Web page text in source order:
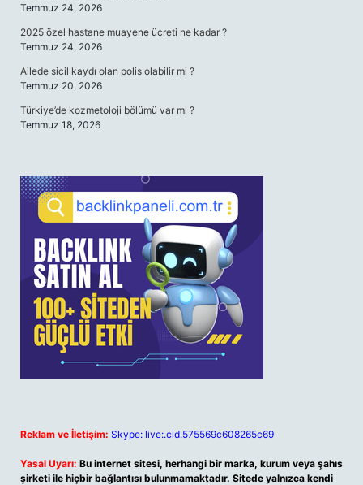
Temmuz 24, 2026
2025 özel hastane muayene ücreti ne kadar ?
Temmuz 24, 2026
Ailede sicil kaydı olan polis olabilir mi ?
Temmuz 20, 2026
Türkiye’de kozmetoloji bölümü var mı ?
Temmuz 18, 2026
Reklam ve İletişim: Skype: live:.cid.575569c608265c69
Yasal Uyarı: Bu internet sitesi, herhangi bir marka, kurum veya şahıs
şirketi ile hiçbir bağlantısı bulunmamaktadır. Sitede yalnızca kendi